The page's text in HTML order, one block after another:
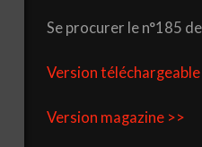
Se procurer le n°185
Version téléchargeable
Version magazine >>